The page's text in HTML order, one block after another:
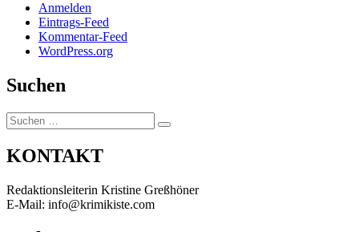
Anmelden
Eintrags-Feed
Kommentar-Feed
WordPress.org
Suchen
Suchen
nach:
Suchen
KONTAKT
Redaktionsleiterin Kristine Greßhöner
E-Mail: info@krimikiste.com